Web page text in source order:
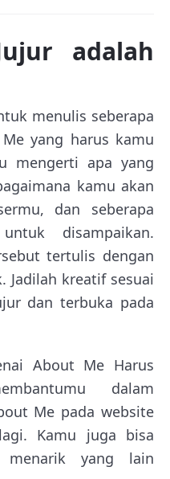
adalah
menulis seberapa
yang harus kamu
mengerti apa yang
kamu akan
dan seberapa
disampaikan.
tertulis dengan
Jadilah kreatif sesuai
dan terbuka pada
About Me Harus
dalam
Me pada website
Kamu juga bisa
yang lain